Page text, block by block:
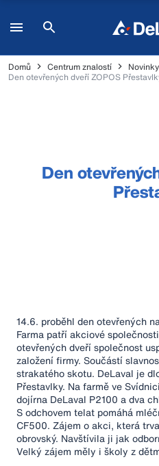
Domů Centrum znalostí
Den otevřených dveří ZOPOS
Den
14.6. proběhl den otevřených
Farma patří akciové
otevřených dveří společnost
založení firmy. Součástí
strakatého skotu. DeLaval je
Přestavlky. Na farmě ve
dojírna DeLaval P2100 a dva
S odchovem telat pomáhá
CF500. Zájem o akci, která
obrovský. Navštívila ji jak
Velký zájem měly i školy z